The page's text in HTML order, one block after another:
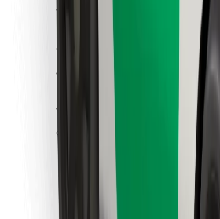
Uma viagem em poucos minutos!
Instalar app da Bolt
Encontra o teu prato favorito!
Instalar app da Bolt Food